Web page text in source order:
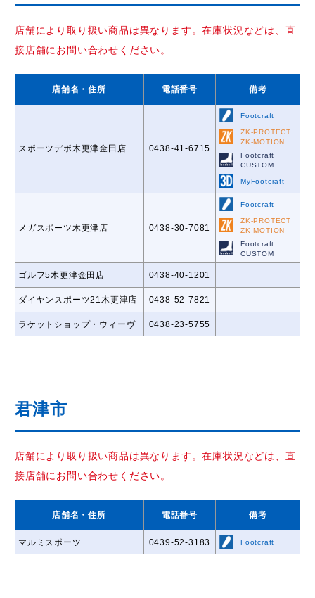
店舗により取り扱い商品は異なります。在庫状況などは、直
接店舗にお問い合わせください。
店舗名 ・住所 電話番号 備考
スポーツデポ木更津金田店 0438-41-6715
Footcraft
ZK-PROTECT
ZK-MOTION
Footcraft
CUSTOM
MyFootcraft
メガスポーツ木更津店 0438-30-7081
Footcraft
ZK-PROTECT
ZK-MOTION
Footcraft
CUSTOM
ゴルフ5木更津金田店 0438-40-1201
ダイヤンスポーツ21木更津店 0438-52-7821
ラケットショップ・ウィーヴ 0438-23-5755
君津市
店舗により取り扱い商品は異なります。在庫状況などは、直
接店舗にお問い合わせください。
店舗名 ・住所 電話番号 備考
マルミスポーツ 0439-52-3183 Footcraft